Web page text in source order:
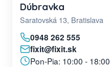
Dúbravka
Saratovská 13, Bratislava
0948 262 555
fixit@fixit.sk
Pon-Pia: 10:00 - 18:00